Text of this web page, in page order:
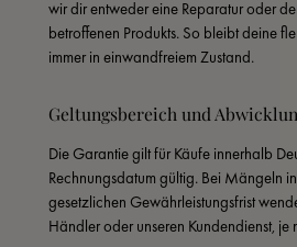
wir dir entweder eine Reparatur oder
betroffenen Produkts. So bleibt deine
immer in einwandfreiem Zustand.
Geltungsbereich und
Die Garantie gilt für Käufe innerhalb
Rechnungsdatum gültig. Bei Mängeln
gesetzlichen Gewährleistungsfrist
Händler oder unseren Kundendienst, je